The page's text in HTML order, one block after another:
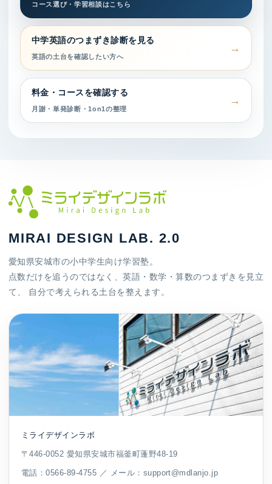
コース選び・学習相談はこちら
中学英語のつまずき診断を見る
英語の土台を確認したい方へ
料金・コースを確認する
月謝・単発診断・1on1の整理
MIRAI DESIGN LAB. 2.0
愛知県安城市の小中学生向け学習塾。
点数だけを追うのではなく、英語・数学・算数のつまずきを見立
て、 自分で考えられる土台を整えます。
ミライデザインラボ
〒446-0052 愛知県安城市福釜町蓬野48-19
電話：0566-89-4755 ／ メール： support@mdlanjo.jp